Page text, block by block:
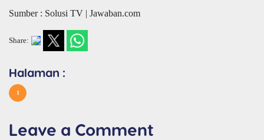
Sumber : Solusi TV | Jawaban.com
Share:
Halaman :
1
Leave a Comment